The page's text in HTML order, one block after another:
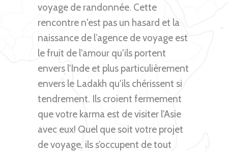
voyage de randonnée. Cette
rencontre n'est pas un hasard et la
naissance de l’agence de voyage est
le fruit de l'amour qu'ils portent
envers l'Inde et plus particulièrement
envers le Ladakh qu'ils chérissent si
tendrement. Ils croient fermement
que votre karma est de visiter l'Asie
avec eux! Quel que soit votre projet
de voyage, ils s’occupent de tout